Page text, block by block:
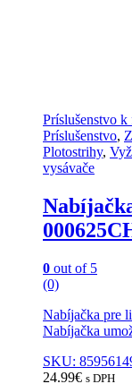
Príslušenstvo
Príslušenstvo,
Plotostrihy,
vysávače
0 out of 5
(0)
Nabíjačka pre
Nabíjačka
SKU:
24.99€ s DPH